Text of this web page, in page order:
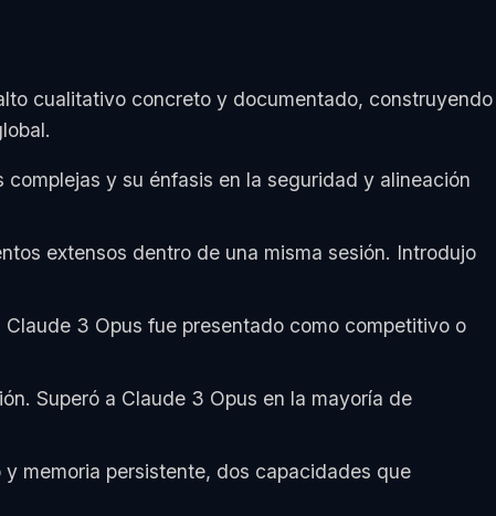
cualitativo concreto y documentado, construyendo
y su énfasis en la seguridad y alineación
extensos dentro de una misma sesión. Introdujo
3 Opus fue presentado como competitivo o
Superó a Claude 3 Opus en la mayoría de
memoria persistente, dos capacidades que